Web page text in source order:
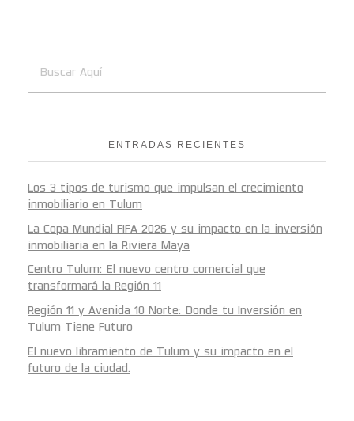
ENTRADAS RECIENTES
Los 3 tipos de turismo que impulsan el crecimiento
inmobiliario en Tulum
La Copa Mundial FIFA 2026 y su impacto en la inversión
inmobiliaria en la Riviera Maya
Centro Tulum: El nuevo centro comercial que
transformará la Región 11
Región 11 y Avenida 10 Norte: Donde tu Inversión en
Tulum Tiene Futuro
El nuevo libramiento de Tulum y su impacto en el
futuro de la ciudad.